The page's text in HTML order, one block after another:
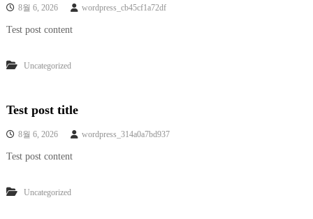
8월 6, 2026 wordpress_cb45cf1a72df
Test post content
Uncategorized
Test post title
8월 6, 2026 wordpress_314a0a7bd937
Test post content
Uncategorized